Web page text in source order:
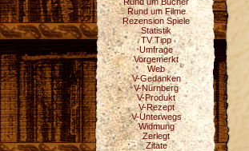
Rund um Filme
Rezension Spiele
Statistik
TV Tipp
Umfrage
Vorgemerkt
Web
V-Gedanken
V-Nürnberg
V-Produkt
V-Rezept
V-Unterwegs
Widmung
Zerlegt
Zitate